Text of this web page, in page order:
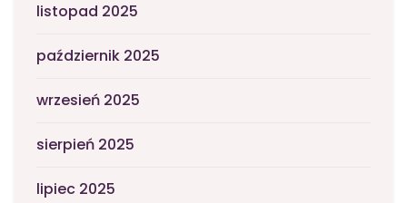
listopad 2025
październik 2025
wrzesień 2025
sierpień 2025
lipiec 2025